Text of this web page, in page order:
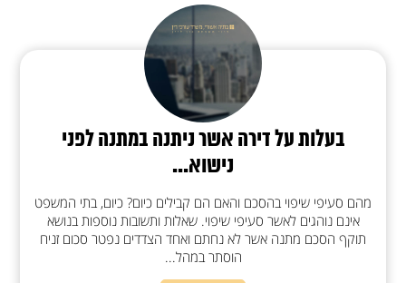
בעלות על דירה אשר ניתנה במתנה לפני
נישוא...
מהם סעיפי שיפוי בהסכם והאם הם קבילים כיום? כיום, בתי המשפט
אינם נוהגים לאשר סעיפי שיפוי. שאלות ותשובות נוספות בנושא
תוקף הסכם מתנה אשר לא נחתם ואחד הצדדים נפטר סכום זניח
הוסתר במהל...